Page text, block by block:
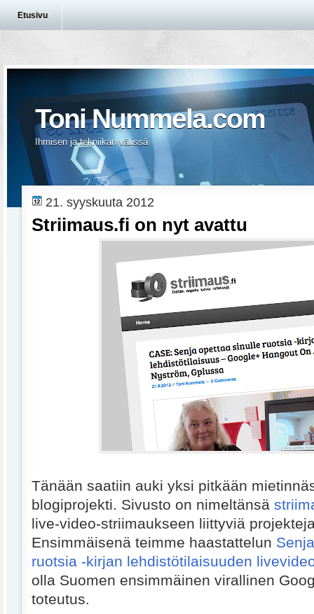
Etusivu
Toni Nummela.com
Ihmisen ja tekniikan välissä
21. syyskuuta 2012
Striimaus.fi on nyt avattu
Tänään saatiin auki yksi pitkään
blogiprojekti. Sivusto on nimeltänsä
live-video-striimaukseen liittyviä
Ensimmäisenä teimme haastattelun
ruotsia -kirjan lehdistötilaisuuden
olla Suomen ensimmäinen virallinen
toteutus.